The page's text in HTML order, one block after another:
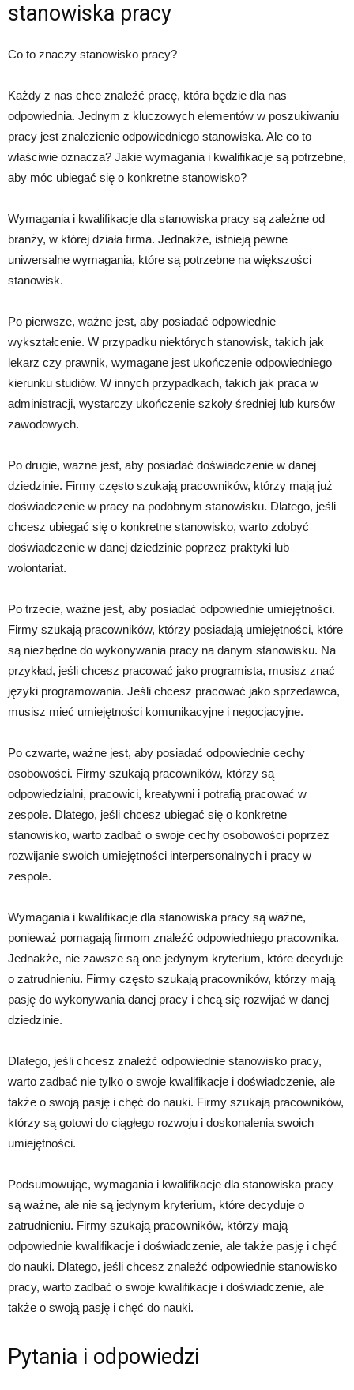
stanowiska pracy
Co to znaczy stanowisko pracy?
Każdy z nas chce znaleźć pracę, która będzie dla nas
odpowiednia. Jednym z kluczowych elementów w poszukiwaniu
pracy jest znalezienie odpowiedniego stanowiska. Ale co to
właściwie oznacza? Jakie wymagania i kwalifikacje są potrzebne,
aby móc ubiegać się o konkretne stanowisko?
Wymagania i kwalifikacje dla stanowiska pracy są zależne od
branży, w której działa firma. Jednakże, istnieją pewne
uniwersalne wymagania, które są potrzebne na większości
stanowisk.
Po pierwsze, ważne jest, aby posiadać odpowiednie
wykształcenie. W przypadku niektórych stanowisk, takich jak
lekarz czy prawnik, wymagane jest ukończenie odpowiedniego
kierunku studiów. W innych przypadkach, takich jak praca w
administracji, wystarczy ukończenie szkoły średniej lub kursów
zawodowych.
Po drugie, ważne jest, aby posiadać doświadczenie w danej
dziedzinie. Firmy często szukają pracowników, którzy mają już
doświadczenie w pracy na podobnym stanowisku. Dlatego, jeśli
chcesz ubiegać się o konkretne stanowisko, warto zdobyć
doświadczenie w danej dziedzinie poprzez praktyki lub
wolontariat.
Po trzecie, ważne jest, aby posiadać odpowiednie umiejętności.
Firmy szukają pracowników, którzy posiadają umiejętności, które
są niezbędne do wykonywania pracy na danym stanowisku. Na
przykład, jeśli chcesz pracować jako programista, musisz znać
języki programowania. Jeśli chcesz pracować jako sprzedawca,
musisz mieć umiejętności komunikacyjne i negocjacyjne.
Po czwarte, ważne jest, aby posiadać odpowiednie cechy
osobowości. Firmy szukają pracowników, którzy są
odpowiedzialni, pracowici, kreatywni i potrafią pracować w
zespole. Dlatego, jeśli chcesz ubiegać się o konkretne
stanowisko, warto zadbać o swoje cechy osobowości poprzez
rozwijanie swoich umiejętności interpersonalnych i pracy w
zespole.
Wymagania i kwalifikacje dla stanowiska pracy są ważne,
ponieważ pomagają firmom znaleźć odpowiedniego pracownika.
Jednakże, nie zawsze są one jedynym kryterium, które decyduje
o zatrudnieniu. Firmy często szukają pracowników, którzy mają
pasję do wykonywania danej pracy i chcą się rozwijać w danej
dziedzinie.
Dlatego, jeśli chcesz znaleźć odpowiednie stanowisko pracy,
warto zadbać nie tylko o swoje kwalifikacje i doświadczenie, ale
także o swoją pasję i chęć do nauki. Firmy szukają pracowników,
którzy są gotowi do ciągłego rozwoju i doskonalenia swoich
umiejętności.
Podsumowując, wymagania i kwalifikacje dla stanowiska pracy
są ważne, ale nie są jedynym kryterium, które decyduje o
zatrudnieniu. Firmy szukają pracowników, którzy mają
odpowiednie kwalifikacje i doświadczenie, ale także pasję i chęć
do nauki. Dlatego, jeśli chcesz znaleźć odpowiednie stanowisko
pracy, warto zadbać o swoje kwalifikacje i doświadczenie, ale
także o swoją pasję i chęć do nauki.
Pytania i odpowiedzi